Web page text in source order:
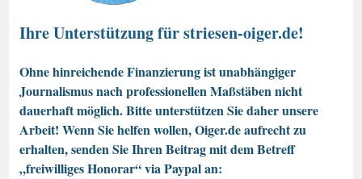
Ihre Unterstützung für striesen-oiger.de!
Ohne hinreichende Finanzierung ist unabhängiger
Journalismus nach professionellen Maßstäben nicht
dauerhaft möglich. Bitte unterstützen Sie daher unsere
Arbeit! Wenn Sie helfen wollen, Oiger.de aufrecht zu
erhalten, senden Sie Ihren Beitrag mit dem Betreff
„freiwilliges Honorar“ via Paypal an: